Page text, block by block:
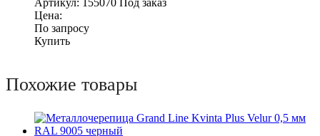
Цена:
По запросу
Купить
Похожие товары